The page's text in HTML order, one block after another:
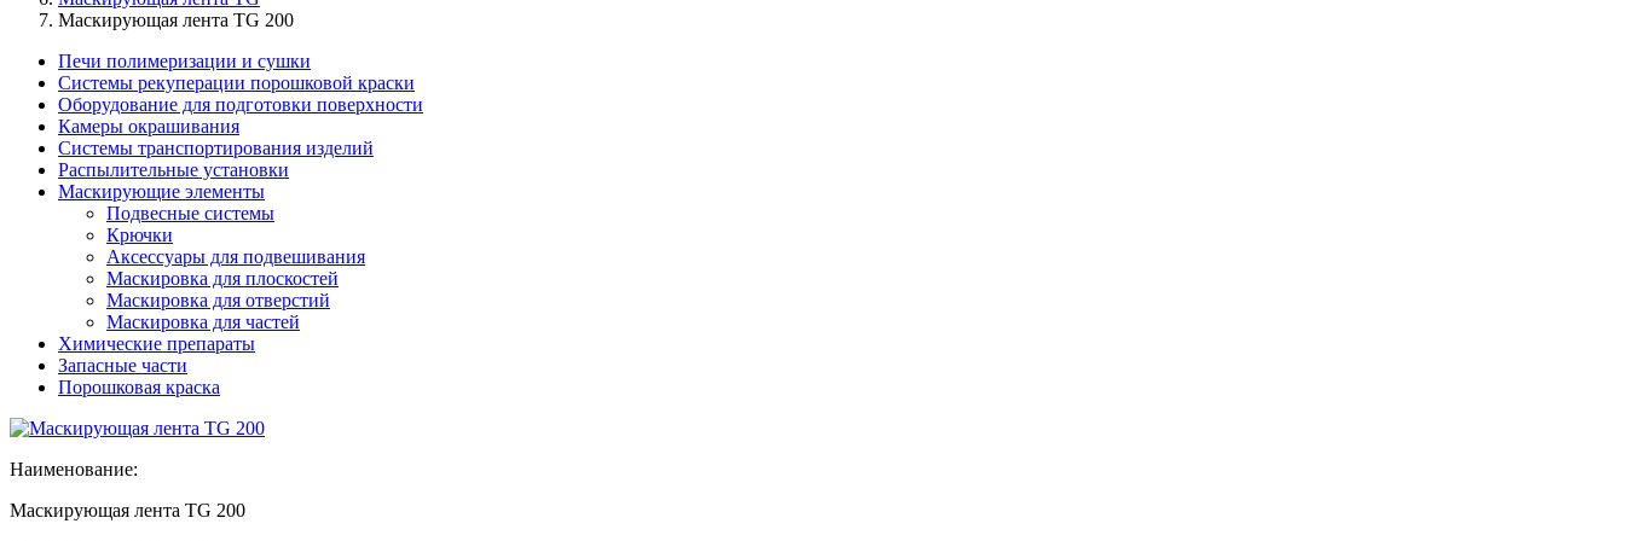
Маскирующая лента TG 200
Печи полимеризации и сушки
Системы рекуперации порошковой краски
Оборудование для подготовки поверхности
Камеры окрашивания
Системы транспортирования изделий
Распылительные установки
Маскирующие элементы
Подвесные системы
Крючки
Аксессуары для подвешивания
Маскировка для плоскостей
Маскировка для отверстий
Маскировка для частей
Химические препараты
Запасные части
Порошковая краска
Наименование:
Маскирующая лента TG 200